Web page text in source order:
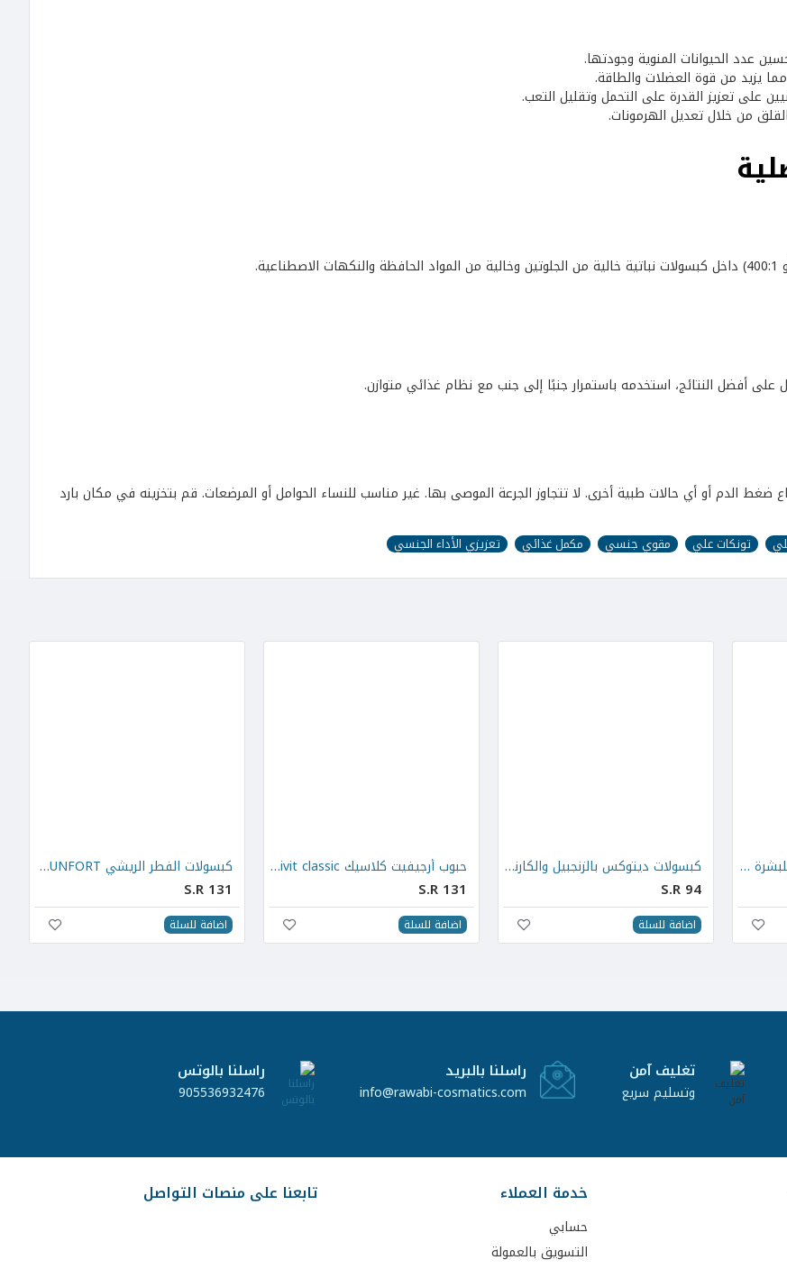
عدد الحيوانات المنوية وجودتها.
يزيد من قوة العضلات والطاقة.
على تعزيز القدرة على التحمل وتقليل التعب.
من خلال تعديل الهرمونات.
الحافظة والنكهات الاصطناعية.
ضغط الدم أو أي حالات طبية أخرى. لا تتجاوز الجرعة الموصى بها. غير مناسب للنساء الحوامل أو المرضعات. قم بتخزينه في مكان بارد
تونكات علي مقوي جنسي مكمل غذائي تعزيزي الأداء الجنسي
كبسولات الكولاجين البحري للبشرة والشعر والأظافر 40 كبسولة كبسولات ديتوكس بالزنجبيل والكارنتين
S.R 94
اضافة للسلة
حبوب أرجيفيت كلاسيك Argivit classic
S.R 131
اضافة للسلة
كبسولات الفطر الريشي İMUNFORT
S.R 131
اضافة للسلة
تغليف آمن
وتسليم سريع
راسلنا بالبريد
info@rawabi-cosmatics.com
راسلنا بالوتس
905536932476
خدمة العملاء
حسابي
التسويق بالعمولة
تابعنا على منصات التواصل